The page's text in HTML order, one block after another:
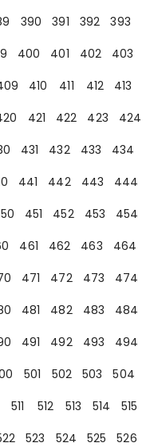
390 391 392
393
400 401 402
403
410 411 412
413
421 422 423
424
431 432 433
434
441 442 443
444
451 452 453
454
461 462 463
464
471 472 473
474
481 482 483
484
491 492 493
494
501 502 503
504
511 512 513 514
515
523 524 525
526